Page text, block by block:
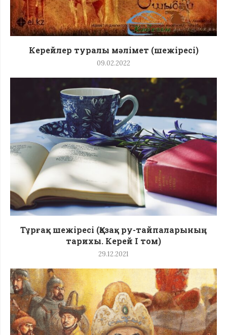
Керейлер туралы мәлімет (шежіресі)
09.02.2022
Тұрғақ шежіресі (Қазақ ру-тайпаларының
тарихы. Керей I том)
29.12.2021